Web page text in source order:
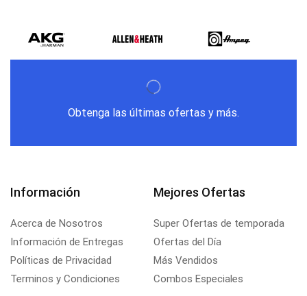
Obtenga las últimas ofertas y más.
Información
Acerca de Nosotros
Información de Entregas
Políticas de Privacidad
Terminos y Condiciones
Mejores Ofertas
Super Ofertas de temporada
Ofertas del Día
Más Vendidos
Combos Especiales